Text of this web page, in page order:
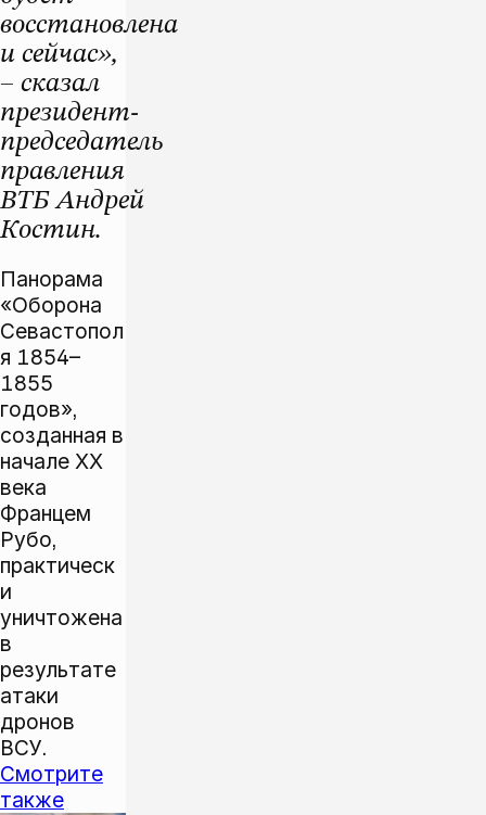
восстановлена
и сейчас»,
– сказал
президент-
председатель
правления
ВТБ Андрей
Костин.
Панорама
«Оборона
Севастопол
я 1854–
1855
годов»,
созданная в
начале XX
века
Францем
Рубо,
практическ
и
уничтожена
в
результате
атаки
дронов
ВСУ.
Смотрите
также